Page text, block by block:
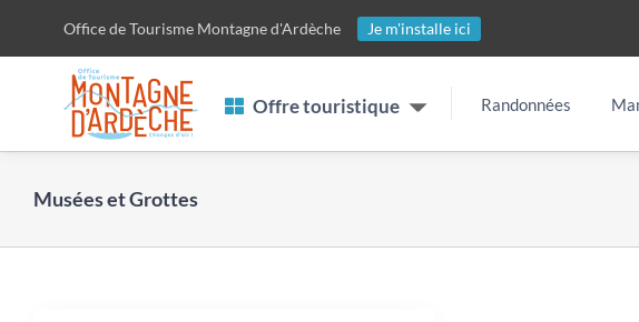
contenu
Office de Tourisme Montagne d'Ardèche Je m'installe ici
Offre touristique Randonnées
Musées et Grottes